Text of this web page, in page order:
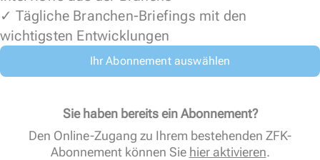
✓ Tägliche Branchen-Briefings mit den
wichtigsten Entwicklungen
Ihr Abonnement auswählen
Sie haben bereits ein Abonnement?
Den Online-Zugang zu Ihrem bestehenden ZFK-
Abonnement können Sie hier aktivieren.